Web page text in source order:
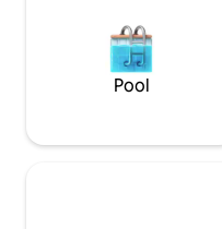
Pool